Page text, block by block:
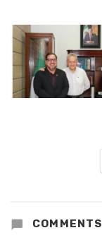
COMMENTS